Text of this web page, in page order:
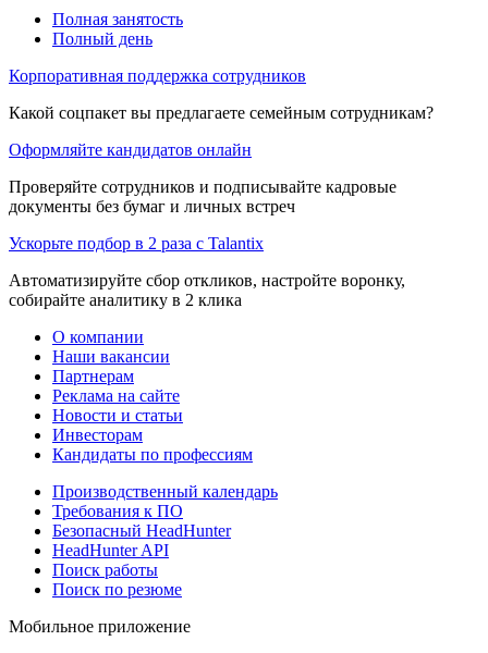
Полная занятость
Полный день
Корпоративная поддержка сотрудников
Какой соцпакет вы предлагаете семейным сотрудникам?
Оформляйте кандидатов онлайн
Проверяйте сотрудников и подписывайте кадровые
документы без бумаг и личных встреч
Ускорьте подбор в 2 раза с Talantix
Автоматизируйте сбор откликов, настройте воронку,
собирайте аналитику в 2 клика
О компании
Наши вакансии
Партнерам
Реклама на сайте
Новости и статьи
Инвесторам
Кандидаты по профессиям
Производственный календарь
Требования к ПО
Безопасный HeadHunter
HeadHunter API
Поиск работы
Поиск по резюме
Мобильное приложение